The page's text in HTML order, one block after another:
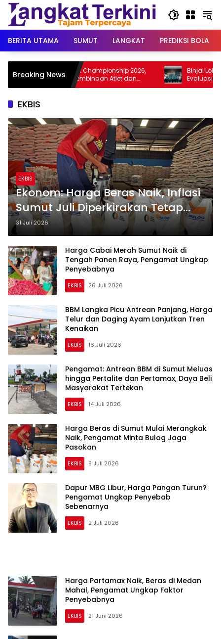
Langsung
konten
BERITA UTAMA
SUMUT LANGKAT PREDIKSI BOLA
Breaking News
Grasstrack Championship 2026,
Dorong Pembinaan Atlet dan
Olahraga Langkat
Binjai Lolos
Evaluasi Lomba PKK
Diperkuat
EKBIS
EKBIS
Ekonom: Harga Beras Naik, Inflasi
Sumut Juli Diperkirakan Tetap
Terkendali
31 Juli 2026
Harga Cabai Merah Sumut Naik di
Tengah Panen Raya, Pengamat Ungkap
Penyebabnya
EKBIS 26 Juli 2026
BBM Langka Picu Antrean Panjang, Harga
Telur dan Daging Ayam Lanjutkan Tren
Kenaikan
EKBIS 16 Juli 2026
Pengamat: Antrean BBM di Sumut Meluas
hingga Pertalite dan Pertamax, Daya Beli
Masyarakat Tertekan
EKBIS 14 Juli 2026
Harga Beras di Sumut Mulai Merangkak
Naik, Pengamat Minta Bulog Jaga
Pasokan
EKBIS 8 Juli 2026
Dapur MBG Libur, Harga Pangan Turun?
Pengamat Ungkap Penyebab
Sebenarnya
EKBIS 2 Juli 2026
Harga Partamax Naik, Beras di Medan
Mahal, Pengamat Ungkap Faktor
Penyebabnya
EKBIS 21 Juni 2026